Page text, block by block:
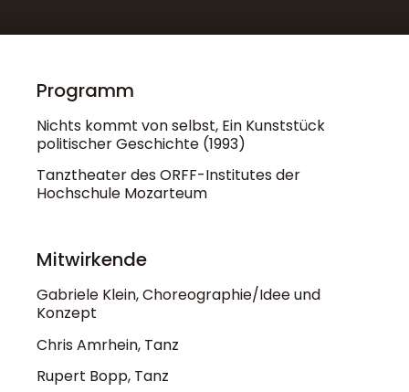
Programm
Nichts kommt von selbst, Ein Kunststück
politischer Geschichte (1993)
Tanztheater des ORFF-Institutes der
Hochschule Mozarteum
Mitwirkende
Gabriele Klein, Choreographie/Idee und
Konzept
Chris Amrhein, Tanz
Rupert Bopp, Tanz